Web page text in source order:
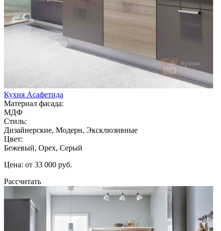
Кухня Асафетида
Материал фасада:
МДФ
Стиль:
Дизайнерские, Модерн, Эксклюзивные
Цвет:
Бежевый, Орех, Серый
Цена: от 33 000 руб.
Рассчитать